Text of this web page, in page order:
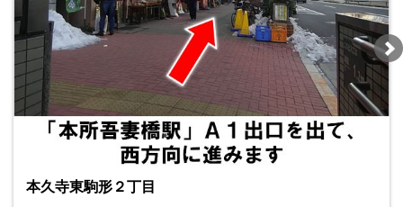
本久寺東駒形２丁目